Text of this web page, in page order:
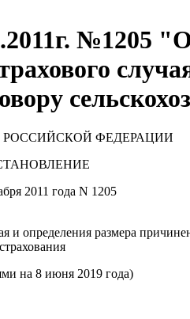
№1205
РОССИЙСКОЙ ФЕДЕРАЦИИ
2011 года N 1205
определения размера
страхования
на 8 июня 2019 года)